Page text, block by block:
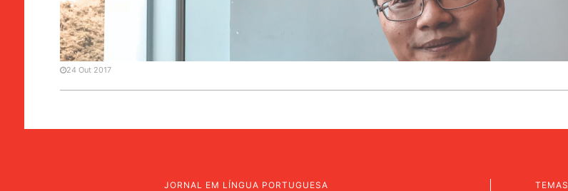
Eric Chong, académico: “Dar refeições faz parte da
cultura política”
24 Out 2017
JORNAL EM LÍNGUA PORTUGUESA TEMAS